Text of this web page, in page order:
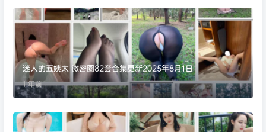
迷人的五姨太 微密圈82套合集更新2025年8月1日
1 年前